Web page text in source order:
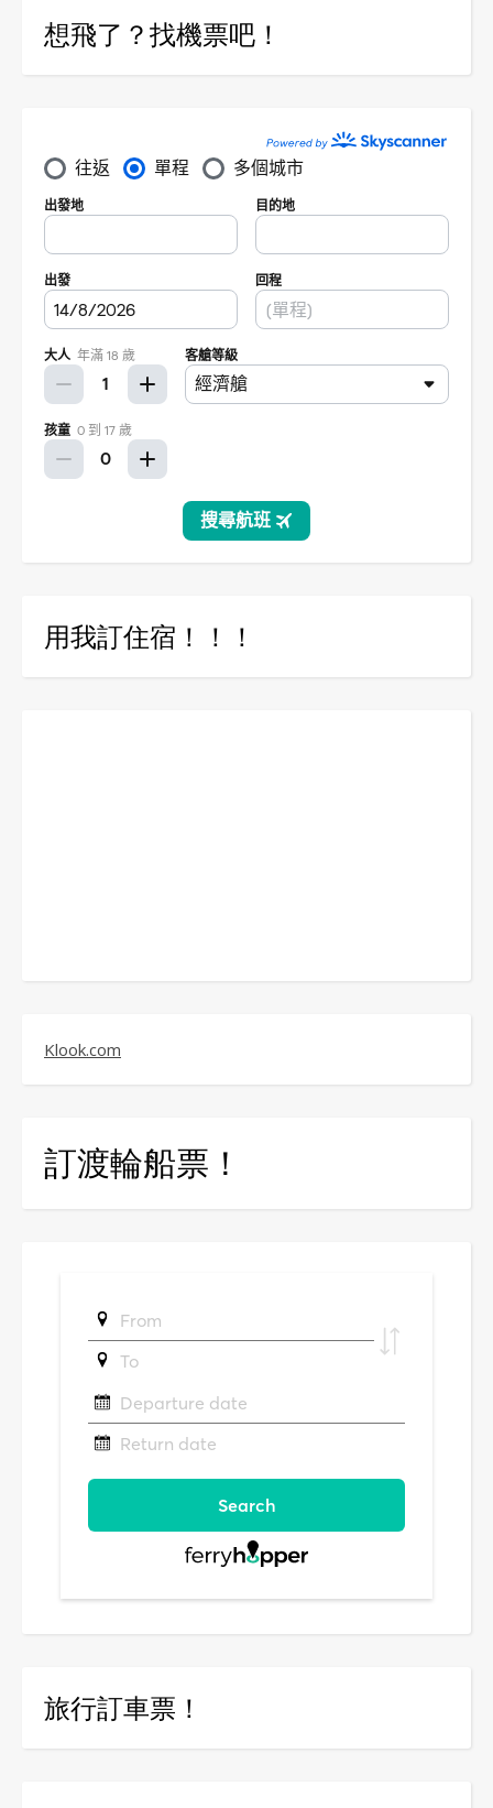
想飛了？找機票吧！
用我訂住宿！！！
Klook.com
訂渡輪船票！
旅行訂車票！